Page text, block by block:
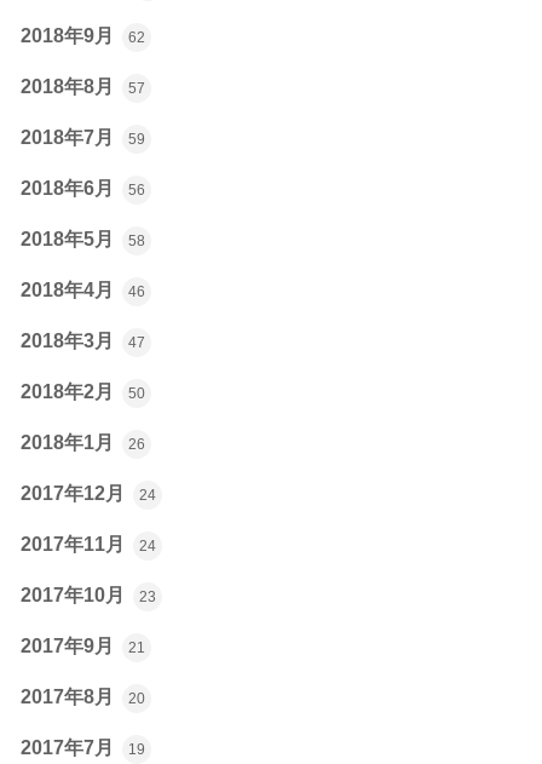
2018年9月 62
2018年8月 57
2018年7月 59
2018年6月 56
2018年5月 58
2018年4月 46
2018年3月 47
2018年2月 50
2018年1月 26
2017年12月 24
2017年11月 24
2017年10月 23
2017年9月 21
2017年8月 20
2017年7月 19